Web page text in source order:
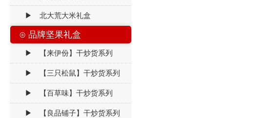
▶ 北大荒大米礼盒
⊙ 品牌坚果礼盒
▶ 【来伊份】干炒货系列
▶ 【三只松鼠】干炒货系列
▶ 【百草味】干炒货系列
▶ 【良品铺子】干炒货系列